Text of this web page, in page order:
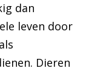
dan
leven door
Dieren